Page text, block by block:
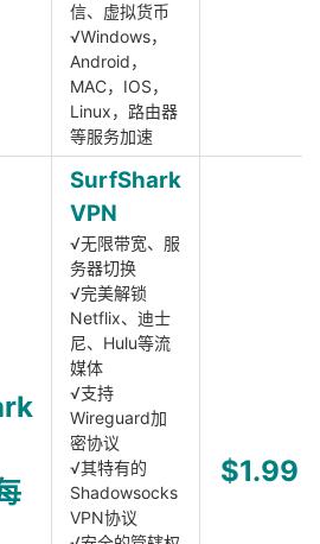
信、虚拟货币
√Windows，
Android，
MAC，IOS，
Linux，路由器
等服务加速
SurfShark
VPN
√无限带宽、服
务器切换
√完美解锁
Netflix、迪士
尼、Hulu等流
媒体
√支持
Wireguard加
密协议
√其特有的
Shadowsocks
VPN协议
$1.99